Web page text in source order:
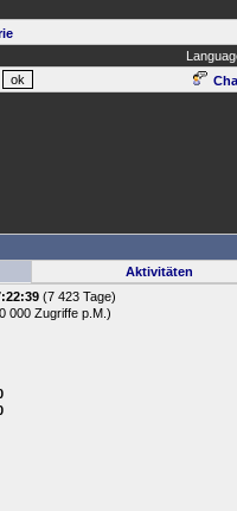
Aktivitäten
(7 423 Tage)
000 Zugriffe p.M.)